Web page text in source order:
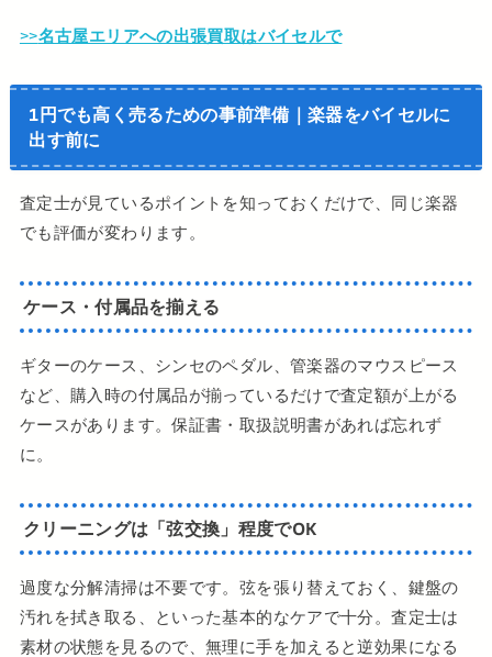
>>名古屋エリアへの出張買取はバイセルで
1円でも高く売るための事前準備｜楽器をバイセルに
出す前に
査定士が見ているポイントを知っておくだけで、同じ楽器
でも評価が変わります。
ケース・付属品を揃える
ギターのケース、シンセのペダル、管楽器のマウスピース
など、購入時の付属品が揃っているだけで査定額が上がる
ケースがあります。保証書・取扱説明書があれば忘れず
に。
クリーニングは「弦交換」程度でOK
過度な分解清掃は不要です。弦を張り替えておく、鍵盤の
汚れを拭き取る、といった基本的なケアで十分。査定士は
素材の状態を見るので、無理に手を加えると逆効果になる